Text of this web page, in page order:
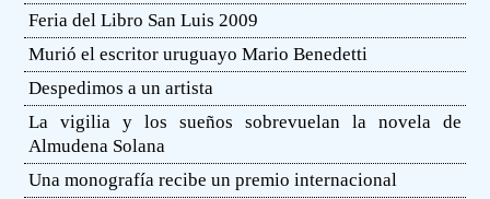
Feria del Libro San Luis 2009
Murió el escritor uruguayo Mario Benedetti
Despedimos a un artista
La vigilia y los sueños sobrevuelan la novela de
Almudena Solana
Una monografía recibe un premio internacional